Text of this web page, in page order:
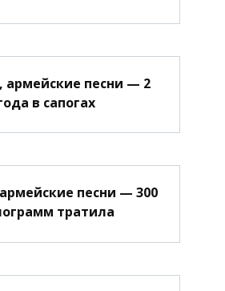
армейские песни — 2
в сапогах
песни — 300
тратила